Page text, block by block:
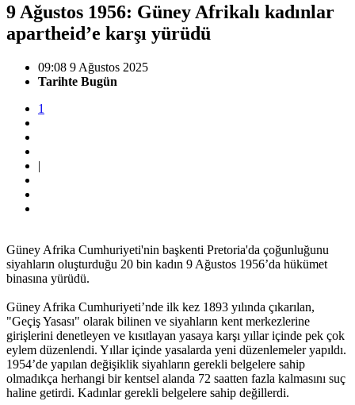
9 Ağustos 1956: Güney Afrikalı kadınlar
apartheid’e karşı yürüdü
09:08 9 Ağustos 2025
Tarihte Bugün
1
|
Güney Afrika Cumhuriyeti'nin başkenti Pretoria'da çoğunluğunu
siyahların oluşturduğu 20 bin kadın 9 Ağustos 1956’da hükümet
binasına yürüdü.
Güney Afrika Cumhuriyeti’nde ilk kez 1893 yılında çıkarılan,
"Geçiş Yasası" olarak bilinen ve siyahların kent merkezlerine
girişlerini denetleyen ve kısıtlayan yasaya karşı yıllar içinde pek çok
eylem düzenlendi. Yıllar içinde yasalarda yeni düzenlemeler yapıldı.
1954’de yapılan değişiklik siyahların gerekli belgelere sahip
olmadıkça herhangi bir kentsel alanda 72 saatten fazla kalmasını suç
haline getirdi. Kadınlar gerekli belgelere sahip değillerdi.